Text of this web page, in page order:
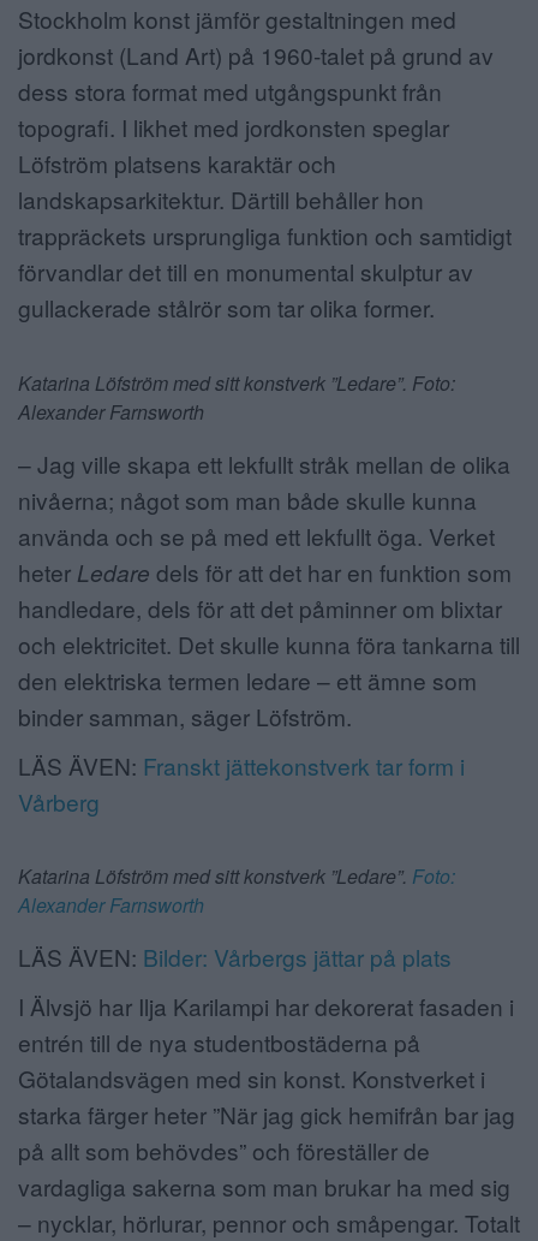
Stockholm konst jämför gestaltningen med
jordkonst (Land Art) på 1960-talet på grund av
dess stora format med utgångspunkt från
topografi. I likhet med jordkonsten speglar
Löfström platsens karaktär och
landskapsarkitektur. Därtill behåller hon
trappräckets ursprungliga funktion och samtidigt
förvandlar det till en monumental skulptur av
gullackerade stålrör som tar olika former.
Katarina Löfström med sitt konstverk ”Ledare”. Foto:
Alexander Farnsworth
– Jag ville skapa ett lekfullt stråk mellan de olika
nivåerna; något som man både skulle kunna
använda och se på med ett lekfullt öga. Verket
heter Ledare dels för att det har en funktion som
handledare, dels för att det påminner om blixtar
och elektricitet. Det skulle kunna föra tankarna till
den elektriska termen ledare – ett ämne som
binder samman, säger Löfström.
LÄS ÄVEN: Franskt jättekonstverk tar form i
Vårberg
Katarina Löfström med sitt konstverk ”Ledare”. Foto:
Alexander Farnsworth
LÄS ÄVEN: Bilder: Vårbergs jättar på plats
I Älvsjö har Ilja Karilampi har dekorerat fasaden i
entrén till de nya studentbostäderna på
Götalandsvägen med sin konst. Konstverket i
starka färger heter ”När jag gick hemifrån bar jag
på allt som behövdes” och föreställer de
vardagliga sakerna som man brukar ha med sig
– nycklar, hörlurar, pennor och småpengar. Totalt